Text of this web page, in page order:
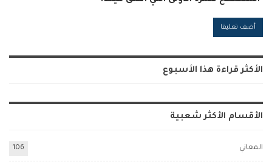
الأكثر قراءة هذا الأسبوع
الأقسام الأكثر شعبية
المعاني 106